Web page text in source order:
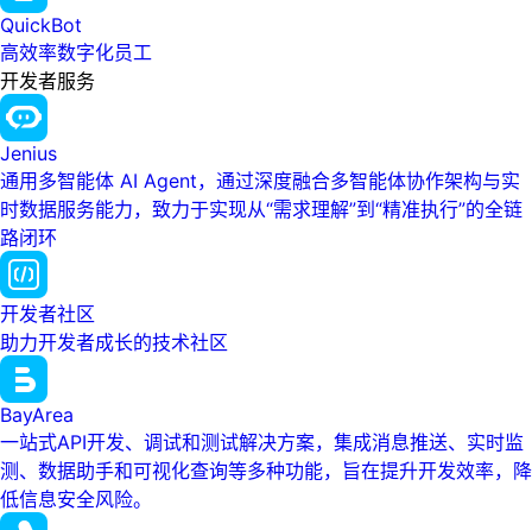
QuickBot
高效率数字化员工
开发者服务
Jenius
通用多智能体 AI Agent，通过深度融合多智能体协作架构与实
时数据服务能力，致力于实现从“需求理解”到“精准执行”的全链
路闭环
开发者社区
助力开发者成长的技术社区
BayArea
一站式API开发、调试和测试解决方案，集成消息推送、实时监
测、数据助手和可视化查询等多种功能，旨在提升开发效率，降
低信息安全风险。